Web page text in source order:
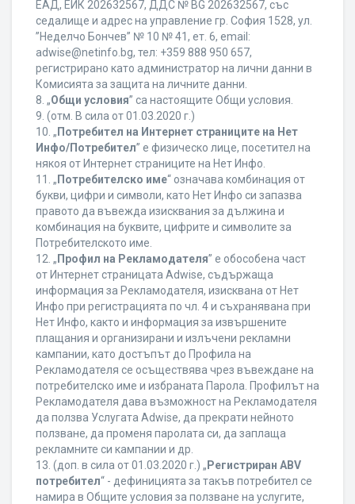
ЕАД, ЕИК 202632567, ДДС № BG 202632567, със
седалище и адрес на управление гр. София 1528, ул.
”Неделчо Бончев” № 10 № 41, ет. 6, еmail:
adwise@netinfo.bg, тел: +359 888 950 657,
регистрирано като администратор на лични данни в
Комисията за защита на личните данни.
8. „Общи условия” са настоящите Общи условия.
9. (отм. В сила от 01.03.2020 г.)
10. „ Потребител на Интернет страниците на Нет
Инфо/Потребител” е физическо лице, посетител на
някоя от Интернет страниците на Нет Инфо.
11. „ Потребителско име“ означава комбинация от
букви, цифри и символи, като Нет Инфо си запазва
правото да въвежда изисквания за дължина и
комбинация на буквите, цифрите и символите за
Потребителското име.
12. „ Профил на Рекламодателя” е обособена част
от Интернет страницата Adwise, съдържаща
информация за Рекламодателя, изисквана от Нет
Инфо при регистрацията по чл. 4 и съхранявана при
Нет Инфо, както и информация за извършените
плащания и организирани и излъчени рекламни
кампании, като достъпът до Профила на
Рекламодателя се осъществява чрез въвеждане на
потребителско име и избраната Парола. Профилът на
Рекламодателя дава възможност на Рекламодателя
да ползва Услугата Adwise, да прекрати нейното
ползване, да променя паролата си, да заплаща
рекламните си кампании и др.
13. (доп. в сила от 01.03.2020 г.) „ Регистриран ABV
потребител“ - дефиницията за такъв потребител се
намира в Общите условия за ползване на услугите,